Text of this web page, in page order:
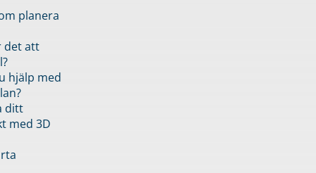
planera
det att
hjälp med
ditt
med 3D